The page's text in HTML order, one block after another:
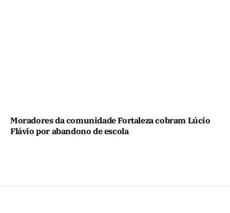
Moradores da comunidade Fortaleza cobram Lúcio
Flávio por abandono de escola